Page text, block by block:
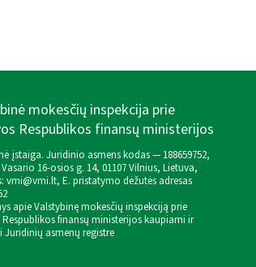
mokesčių inspekcija prie
Respublikos finansų ministerijos
įstaiga. Juridinio asmens kodas — 188659752,
Vasario 16-osios g. 14, 01107 Vilnius, Lietuva,
vmi@vmi.lt, E. pristatymo dėžutės adresas
apie Valstybinę mokesčių inspekciją prie
finansų ministerijos kaupiami ir
Juridinių asmenų registre